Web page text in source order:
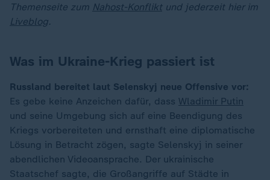
Themenseite zum Nahost-Konfliktund jederzeit hier im
Liveblog.
Was im Ukraine-Krieg passiert ist
Russland bereitet laut Selenskyj neue Offensive vor:
Es gebe keine Anzeichen dafür, dass Wladimir Putin
und seine Umgebung sich auf eine Beendigung des
Kriegs vorbereiteten und ernsthaft eine diplomatische
Lösung in Betracht zögen, sagte Selenskyj in seiner
abendlichen Videoansprache. Der ukrainische
Staatschef sagte, die Großangriffe auf Städte in